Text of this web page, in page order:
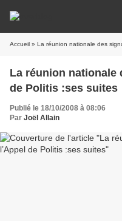
Accueil » La réunion nationale des
La réunion nationale
de Politis :ses suites
Publié le 18/10/2008 à 08:06
Par Joël Allain